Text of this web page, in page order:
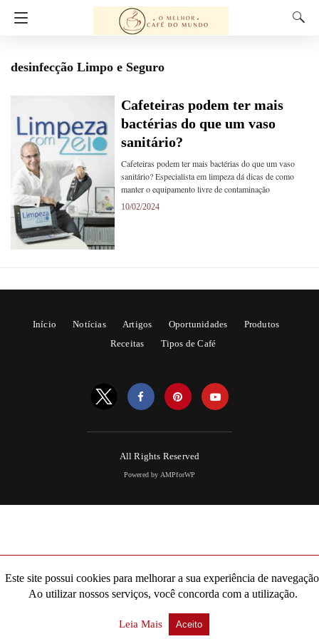
desinfecção Limpo e Seguro
Cafeteiras podem ter mais
bactérias do que um vaso
sanitário?
Cafeteiras podem ter mais bactérias do que um vaso
sanitário? Especialista em limpeza dá dicas de como
manter o equipamento livre de contaminação
10/02/2024
Início Notícias Artigos Oportunidades
Produtos
Receitas
Tipos de Café
All Rights Reserved
Powered by AMPforWP
Este site possui cookies para melhorar a sua experiência de
Ao utilizar nossos serviços, você concorda com a utilização.
Leia Mais Aceito